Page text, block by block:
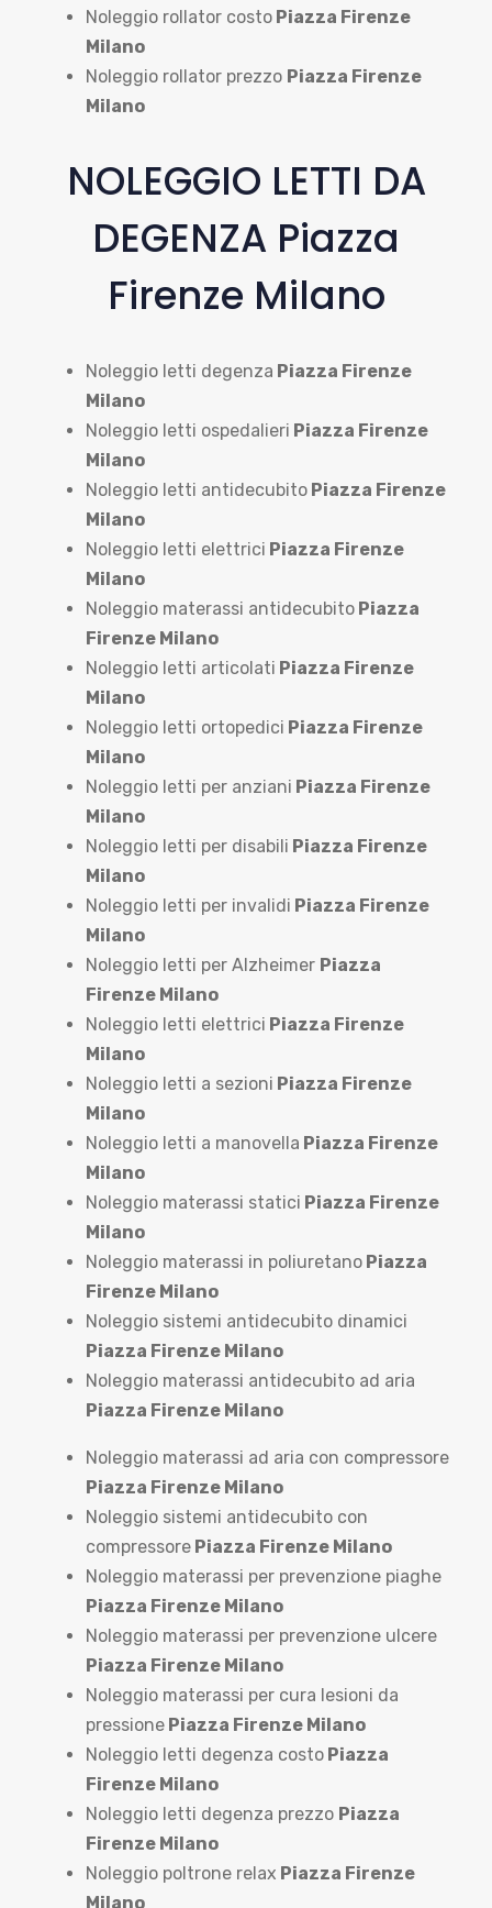
Noleggio rollator costo Piazza Firenze
Milano
Noleggio rollator prezzo Piazza Firenze
Milano
NOLEGGIO LETTI DA
DEGENZA Piazza
Firenze Milano
Noleggio letti degenza Piazza Firenze
Milano
Noleggio letti ospedalieri Piazza Firenze
Milano
Noleggio letti antidecubito Piazza Firenze
Milano
Noleggio letti elettrici Piazza Firenze
Milano
Noleggio materassi antidecubito Piazza
Firenze Milano
Noleggio letti articolati Piazza Firenze
Milano
Noleggio letti ortopedici Piazza Firenze
Milano
Noleggio letti per anziani Piazza Firenze
Milano
Noleggio letti per disabili Piazza Firenze
Milano
Noleggio letti per invalidi Piazza Firenze
Milano
Noleggio letti per Alzheimer Piazza
Firenze Milano
Noleggio letti elettrici Piazza Firenze
Milano
Noleggio letti a sezioni Piazza Firenze
Milano
Noleggio letti a manovella Piazza Firenze
Milano
Noleggio materassi statici Piazza Firenze
Milano
Noleggio materassi in poliuretano Piazza
Firenze Milano
Noleggio sistemi antidecubito dinamici
Piazza Firenze Milano
Noleggio materassi antidecubito ad aria
Piazza Firenze Milano
Noleggio materassi ad aria con compressore
Piazza Firenze Milano
Noleggio sistemi antidecubito con
compressore Piazza Firenze Milano
Noleggio materassi per prevenzione piaghe
Piazza Firenze Milano
Noleggio materassi per prevenzione ulcere
Piazza Firenze Milano
Noleggio materassi per cura lesioni da
pressione Piazza Firenze Milano
Noleggio letti degenza costo Piazza
Firenze Milano
Noleggio letti degenza prezzo Piazza
Firenze Milano
Noleggio poltrone relax Piazza Firenze
Milano